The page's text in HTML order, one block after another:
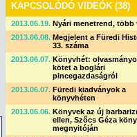
KAPCSOLÓDÓ VIDEÓK (38)
2013.06.19. Nyári menetrend, több
2013.06.08. Megjelent a Füredi
33. száma
2013.06.07. Könyvhét:
kötet a boglári
pincegazdaságról
2013.06.07. Füredi kiadványok a
könyvhéten
2013.06.06. Könyvek az új
ellen, Szőcs Géza
megnyitóján